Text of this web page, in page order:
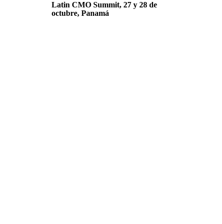
Latin CMO Summit, 27 y 28 de
octubre, Panamá